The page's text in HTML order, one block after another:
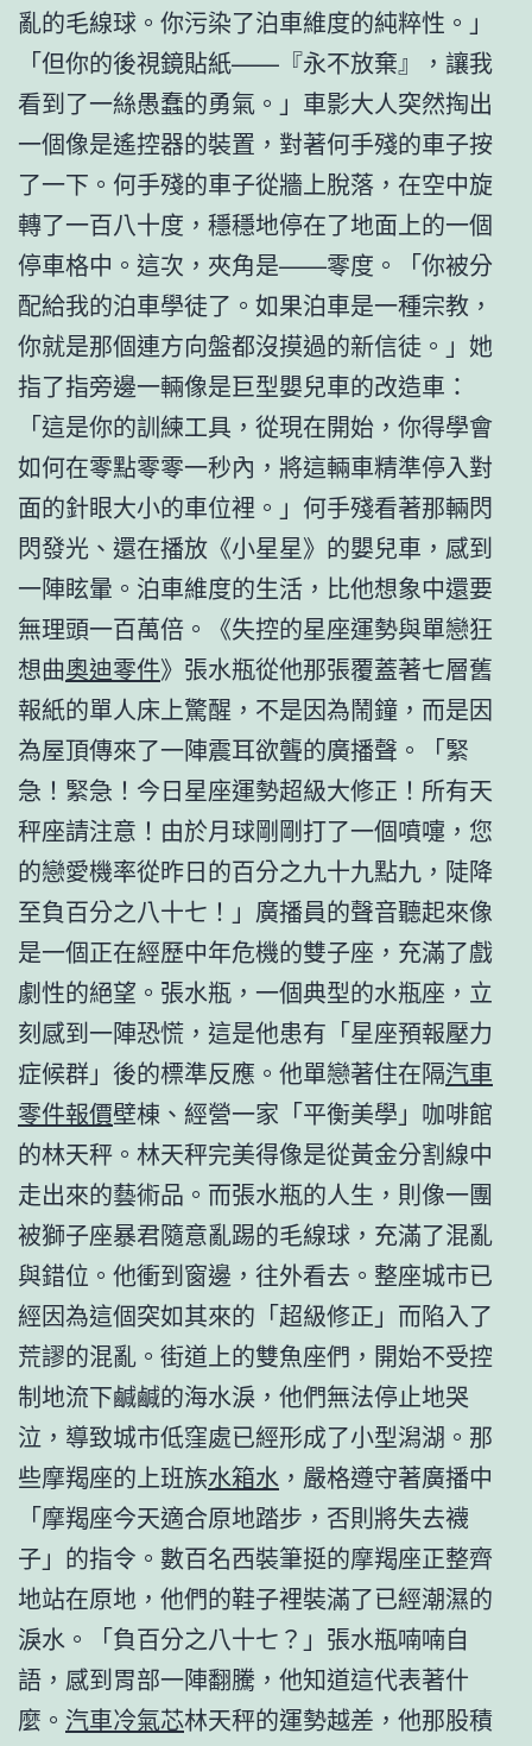
亂的毛線球。你污染了泊車維度的純粹性。」
「但你的後視鏡貼紙——『永不放棄』，讓我
看到了一絲愚蠢的勇氣。」車影大人突然掏出
一個像是遙控器的裝置，對著何手殘的車子按
了一下。何手殘的車子從牆上脫落，在空中旋
轉了一百八十度，穩穩地停在了地面上的一個
停車格中。這次，夾角是——零度。「你被分
配給我的泊車學徒了。如果泊車是一種宗教，
你就是那個連方向盤都沒摸過的新信徒。」她
指了指旁邊一輛像是巨型嬰兒車的改造車：
「這是你的訓練工具，從現在開始，你得學會
如何在零點零零一秒內，將這輛車精準停入對
面的針眼大小的車位裡。」何手殘看著那輛閃
閃發光、還在播放《小星星》的嬰兒車，感到
一陣眩暈。泊車維度的生活，比他想象中還要
無理頭一百萬倍。《失控的星座運勢與單戀狂
想曲奧迪零件》張水瓶從他那張覆蓋著七層舊
報紙的單人床上驚醒，不是因為鬧鐘，而是因
為屋頂傳來了一陣震耳欲聾的廣播聲。「緊
急！緊急！今日星座運勢超級大修正！所有天
秤座請注意！由於月球剛剛打了一個噴嚏，您
的戀愛機率從昨日的百分之九十九點九，陡降
至負百分之八十七！」廣播員的聲音聽起來像
是一個正在經歷中年危機的雙子座，充滿了戲
劇性的絕望。張水瓶，一個典型的水瓶座，立
刻感到一陣恐慌，這是他患有「星座預報壓力
症候群」後的標準反應。他單戀著住在隔汽車
零件報價壁棟、經營一家「平衡美學」咖啡館
的林天秤。林天秤完美得像是從黃金分割線中
走出來的藝術品。而張水瓶的人生，則像一團
被獅子座暴君隨意亂踢的毛線球，充滿了混亂
與錯位。他衝到窗邊，往外看去。整座城市已
經因為這個突如其來的「超級修正」而陷入了
荒謬的混亂。街道上的雙魚座們，開始不受控
制地流下鹹鹹的海水淚，他們無法停止地哭
泣，導致城市低窪處已經形成了小型潟湖。那
些摩羯座的上班族水箱水 ，嚴格遵守著廣播中
「摩羯座今天適合原地踏步，否則將失去襪
子」的指令。數百名西裝筆挺的摩羯座正整齊
地站在原地，他們的鞋子裡裝滿了已經潮濕的
淚水。「負百分之八十七？」張水瓶喃喃自
語，感到胃部一陣翻騰，他知道這代表著什
麼。 汽車冷氣芯林天秤的運勢越差，他那股積